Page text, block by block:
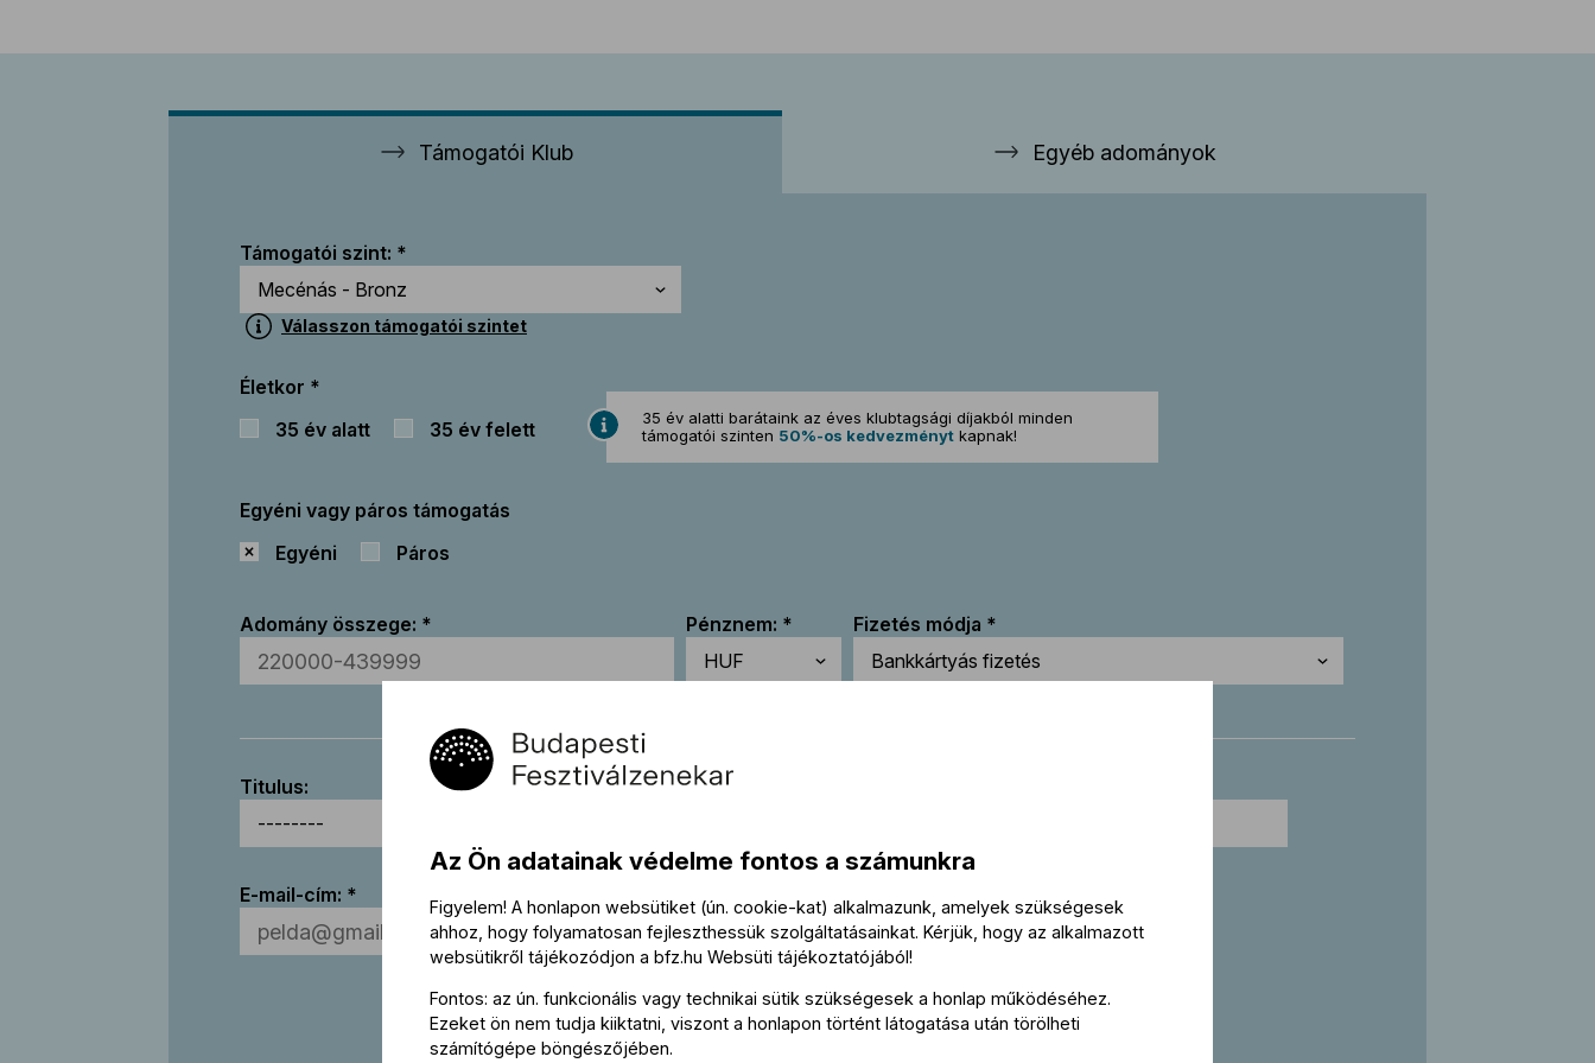
Támogatói Klub Egyéb adományok
Támogatói szint:
Válasszon támogatói szintet
Életkor
35 év alatt
35 év felett
35 év alatti barátaink az éves klubtagsági díjakból minden
támogatói szinten 50%-os kedvezményt kapnak!
Egyéni vagy páros támogatás
Egyéni
Páros
Adomány összege: Pénznem: Fizetés módja
Titulus: Keresztnév:
E-mail-cím:
Elfogadom aBFZ Adatkezelési tájékoztatóját
Az Ön adatainak védelme fontos a számunkra
Figyelem! A honlapon websütiket (ún. cookie-kat) alkalmazunk, amelyek szükségesek
ahhoz, hogy folyamatosan fejleszthessük szolgáltatásainkat. Kérjük, hogy az alkalmazott
websütikről tájékozódjon a bfz.hu Websüti tájékoztatójából!
Fontos: az ún. funkcionális vagy technikai sütik szükségesek a honlap működéséhez.
Ezeket ön nem tudja kiiktatni, viszont a honlapon történt látogatása után törölheti
számítógépe böngészőjében.